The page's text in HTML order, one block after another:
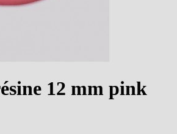
12 mm pink